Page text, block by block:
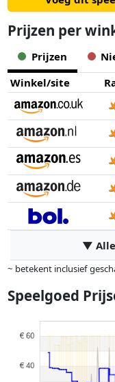
kunnen worden
Brick Shop en andere
Prijzen per
Prijzen
Winkel/site
▼
~ betekent inclusief
gewicht.
partners hebben hier
kunnen historische
Speelgoed